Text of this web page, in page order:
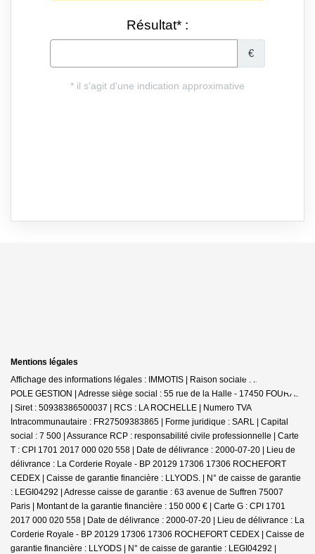
Mentions légales
Affichage des informations légales : IMMOTIS | Raison sociale : IMMOTIS
POLE GESTION | Adresse siège social : 55 rue de la Halle - 17450 FOURAS
| Siret : 50938386500037 | RCS : LA ROCHELLE | Numero TVA
Intracommunautaire : FR27509383865 | Forme juridique : SARL | Capital
social : 7 500 | Assurance RCP : responsabilité civile professionnelle | Carte
T : CPI 1701 2017 000 020 558 | Date de délivrance : 2000-07-20 | Lieu de
délivrance : La Corderie Royale - BP 20129 17306 17306 ROCHEFORT
CEDEX | Caisse de garantie financière : LLYODS. | N° de caisse de garantie
: LEGI04292 | Adresse caisse de garantie : 63 avenue de Suffren 75007
Paris | Montant de la garantie financière : 150 000 € | Carte G : CPI 1701
2017 000 020 558 | Date de délivrance : 2000-07-20 | Lieu de délivrance : La
Corderie Royale - BP 20129 17306 17306 ROCHEFORT CEDEX | Caisse de
garantie financière : LLYODS | N° de caisse de garantie : LEGI04292 |